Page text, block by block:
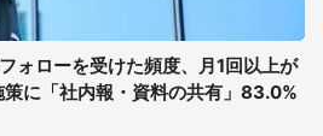
ォローを受けた頻度、月1回以上が
に「社内報・資料の共有」83.0%